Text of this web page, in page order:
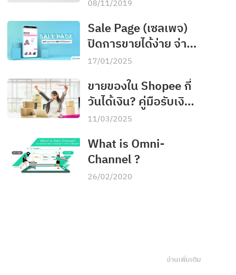
08/11/2019
Sale Page (เซลเพจ)
ปิดการขายได้ง่าย จ่าย
ค่าธรรมเนียมได้ถูกลง
17/01/2025
ขายของใน Shopee กี่
วันได้เงิน? คู่มือรับเงิน
สำหรับพ่อค้าแม่ค้า
11/03/2025
What is Omni-
Channel ?
26/02/2020
อ่านเพิ่มเติม